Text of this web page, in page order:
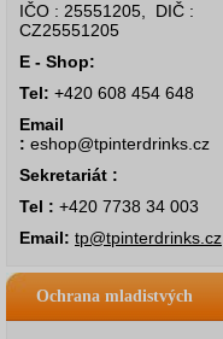
IČO : 25551205, DIČ :
CZ25551205
E - Shop:
Tel: +420 608 454 648
Email
: eshop@tpinterdrinks.cz
Sekretariát :
Tel : +420 7738 34 003
Email: tp@tpinterdrinks.cz
Ochrana mladistvých